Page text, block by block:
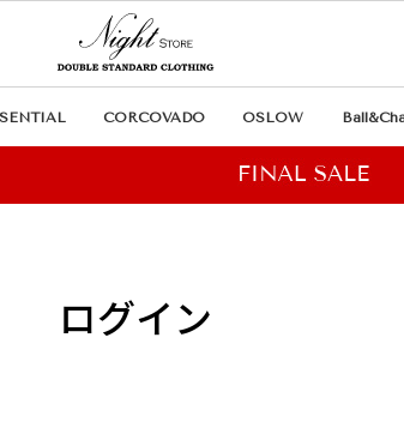
CORCOVADO OSLOW
ログイン